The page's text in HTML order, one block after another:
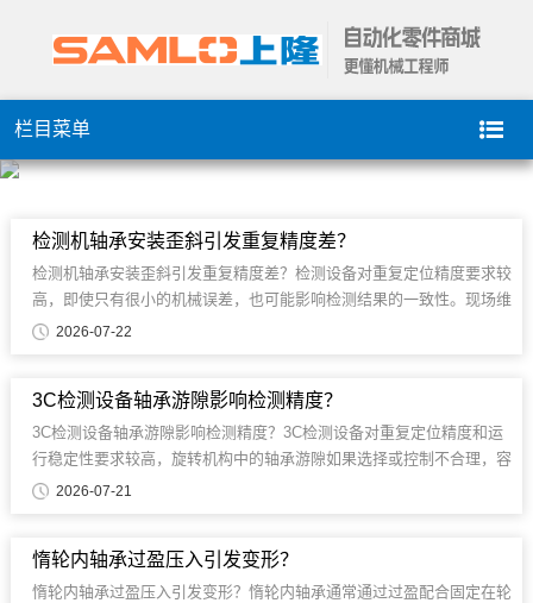
栏目菜单
检测机轴承安装歪斜引发重复精度差？
检测机轴承安装歪斜引发重复精度差？检测设备对重复定位精度要求较
高，即使只有很小的机械误差，也可能影响检测结果的一致性。现场维
修时，很多人会优先检查视觉系统......
2026-07-22
3C检测设备轴承游隙影响检测精度？
3C检测设备轴承游隙影响检测精度？3C检测设备对重复定位精度和运
行稳定性要求较高，旋转机构中的轴承游隙如果选择或控制不合理，容
易影响检测结果......
2026-07-21
惰轮内轴承过盈压入引发变形？
惰轮内轴承过盈压入引发变形？惰轮内轴承通常通过过盈配合固定在轮